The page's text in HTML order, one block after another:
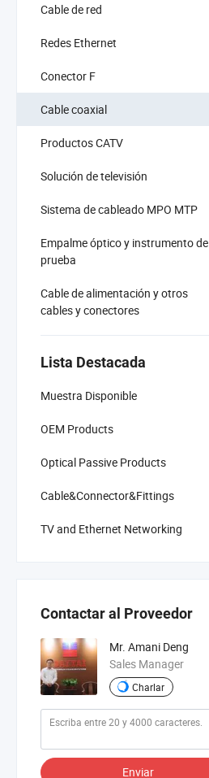
Cable de red
Redes Ethernet
Conector F
Cable coaxial
Productos CATV
Solución de televisión
Sistema de cableado MPO MTP
Empalme óptico y instrumento de
prueba
Cable de alimentación y otros
cables y conectores
Lista Destacada
Muestra Disponible
OEM Products
Optical Passive Products
Cable&Connector&Fittings
TV and Ethernet Networking
Contactar al Proveedor
Mr. Amani Deng
Sales Manager
Charlar
Enviar